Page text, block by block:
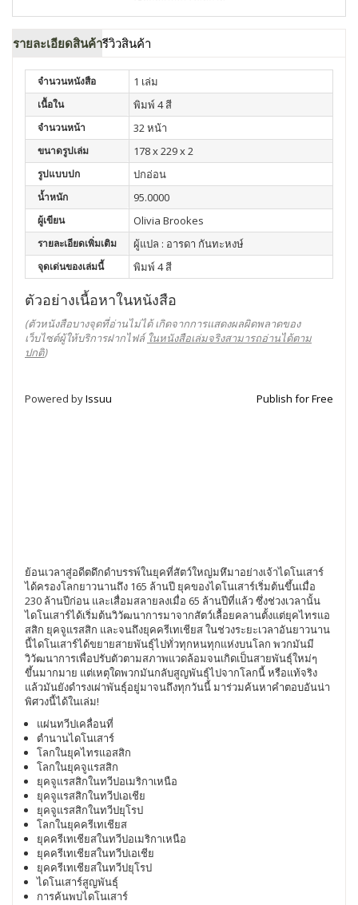
รายละเอียดสินค้ารีวิวสินค้า
จำนวนหนังสือ 1 เล่ม
เนื้อใน พิมพ์ 4 สี
จำนวนหน้า 32 หน้า
ขนาดรูปเล่ม 178 x 229 x 2
รูปแบบปก ปกอ่อน
น้ำหนัก 95.0000
ผู้เขียน Olivia Brookes
รายละเอียดเพิ่มเติม ผู้แปล : อารดา กันทะหงษ์
จุดเด่นของเล่มนี้ พิมพ์ 4 สี
ตัวอย่างเนื้อหาในหนังสือ
(ตัวหนังสือบางจุดที่อ่านไม่ได้ เกิดจากการแสดงผลผิดพลาดของ
เว็บไซต์ผู้ให้บริการฝากไฟล์ ในหนังสือเล่มจริงสามารถอ่านได้ตาม
ปกติ)
Powered byIssuu Publish for Free
ย้อนเวลาสู่อดีตดึกดำบรรพ์ในยุคที่สัตว์ใหญ่มหึมาอย่างเจ้าไดโนเสาร์
ได้ครองโลกยาวนานถึง 165 ล้านปี ยุคของไดโนเสาร์เริ่มต้นขึ้นเมื่อ
230 ล้านปีก่อน และเสื่อมสลายลงเมื่อ 65 ล้านปีที่แล้ว ซึ่งช่วงเวลานั้น
ไดโนเสาร์ได้เริ่มต้นวิวัฒนาการมาจากสัตว์เลื้อยคลานตั้งแต่ยุคไทรแอ
สสิก ยุคจูแรสสิก และจนถึงยุคครีเทเชียส ในช่วงระยะเวลาอันยาวนาน
นี้ไดโนเสาร์ได้ขยายสายพันธุ์ไปทั่วทุกหนทุกแห่งบนโลก พวกมันมี
วิวัฒนาการเพื่อปรับตัวตามสภาพแวดล้อมจนเกิดเป็นสายพันธุ์ใหม่ๆ
ขึ้นมากมาย แต่เหตุใดพวกมันกลับสูญพันธุ์ไปจากโลกนี้ หรือแท้จริง
แล้วมันยังดำรงเผ่าพันธุ์อยู่มาจนถึงทุกวันนี้ มาร่วมค้นหาคำตอบอันน่า
พิศวงนี้ได้ในเล่ม!
แผ่นทวีปเคลื่อนที่
ตำนานไดโนเสาร์
โลกในยุคไทรแอสสิก
โลกในยุคจูแรสสิก
ยุคจูแรสสิกในทวีปอเมริกาเหนือ
ยุคจูแรสสิกในทวีปเอเชีย
ยุคจูแรสสิกในทวีปยุโรป
โลกในยุคครีเทเชียส
ยุคครีเทเชียสในทวีปอเมริกาเหนือ
ยุคครีเทเชียสในทวีปเอเชีย
ยุคครีเทเชียสในทวีปยุโรป
ไดโนเสาร์สูญพันธุ์
การค้นพบไดโนเสาร์